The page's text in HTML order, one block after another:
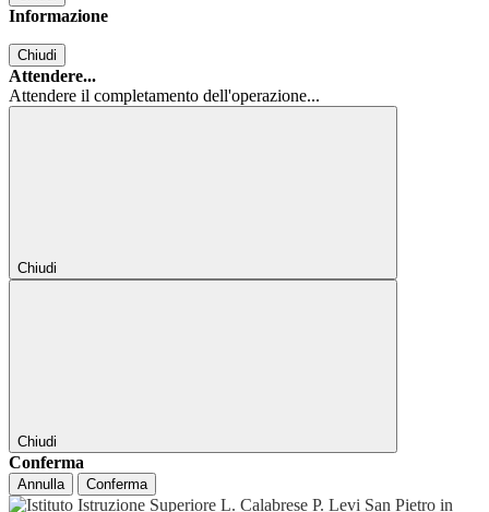
Informazione
Chiudi
Attendere...
Attendere il completamento dell'operazione...
Chiudi
Chiudi
Conferma
Annulla Conferma